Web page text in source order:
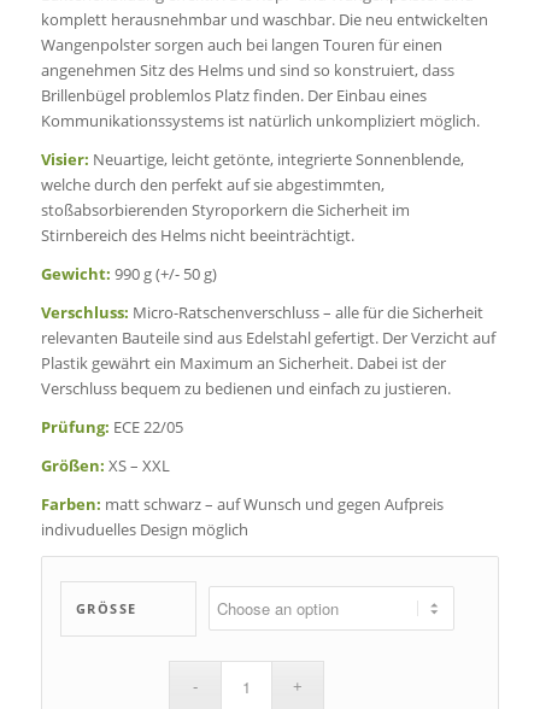
komplett herausnehmbar und waschbar. Die neu entwickelten
Wangenpolster sorgen auch bei langen Touren für einen
angenehmen Sitz des Helms und sind so konstruiert, dass
Brillenbügel problemlos Platz finden. Der Einbau eines
Kommunikationssystems ist natürlich unkompliziert möglich.
Visier: Neuartige, leicht getönte, integrierte Sonnenblende,
welche durch den perfekt auf sie abgestimmten,
stoßabsorbierenden Styroporkern die Sicherheit im
Stirnbereich des Helms nicht beeinträchtigt.
Gewicht: 990 g (+/- 50 g)
Verschluss: Micro-Ratschenverschluss – alle für die Sicherheit
relevanten Bauteile sind aus Edelstahl gefertigt. Der Verzicht auf
Plastik gewährt ein Maximum an Sicherheit. Dabei ist der
Verschluss bequem zu bedienen und einfach zu justieren.
Prüfung: ECE 22/05
Größen: XS – XXL
Farben: matt schwarz – auf Wunsch und gegen Aufpreis
indivuduelles Design möglich
GRÖSSE